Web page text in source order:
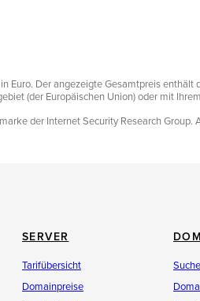
Euro. Der angezeigte Gesamtpreis
(der Europäischen Union) oder mit
der Internet Security Research Group.
SERVER
Tarifübersicht
Domainpreise